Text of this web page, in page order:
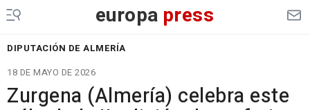
europa press
DIPUTACIÓN DE ALMERÍA
18 DE MAYO DE 2026
Zurgena (Almería) celebra este